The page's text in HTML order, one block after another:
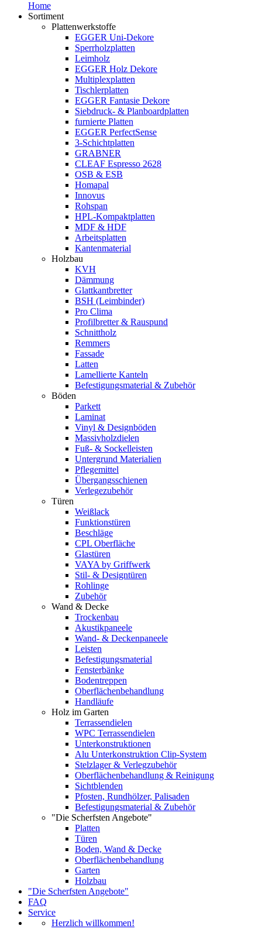
Home
Sortiment
Plattenwerkstoffe
EGGER Uni-Dekore
Sperrholzplatten
Leimholz
EGGER Holz Dekore
Multiplexplatten
Tischlerplatten
EGGER Fantasie Dekore
Siebdruck- & Planboardplatten
furnierte Platten
EGGER PerfectSense
3-Schichtplatten
GRABNER
CLEAF Espresso 2628
OSB & ESB
Homapal
Innovus
Rohspan
HPL-Kompaktplatten
MDF & HDF
Arbeitsplatten
Kantenmaterial
Holzbau
KVH
Dämmung
Glattkantbretter
BSH (Leimbinder)
Pro Clima
Profilbretter & Rauspund
Schnittholz
Remmers
Fassade
Latten
Lamellierte Kanteln
Befestigungsmaterial & Zubehör
Böden
Parkett
Laminat
Vinyl & Designböden
Massivholzdielen
Fuß- & Sockelleisten
Untergrund Materialien
Pflegemittel
Übergangsschienen
Verlegezubehör
Türen
Weißlack
Funktionstüren
Beschläge
CPL Oberfläche
Glastüren
VAYA by Griffwerk
Stil- & Designtüren
Rohlinge
Zubehör
Wand & Decke
Trockenbau
Akustikpaneele
Wand- & Deckenpaneele
Leisten
Befestigungsmaterial
Fensterbänke
Bodentreppen
Oberflächenbehandlung
Handläufe
Holz im Garten
Terrassendielen
WPC Terrassendielen
Unterkonstruktionen
Alu Unterkonstruktion Clip-System
Stelzlager & Verlegzubehör
Oberflächenbehandlung & Reinigung
Sichtblenden
Pfosten, Rundhölzer, Palisaden
Befestigungsmaterial & Zubehör
"Die Scherfsten Angebote"
Platten
Türen
Boden, Wand & Decke
Oberflächenbehandlung
Garten
Holzbau
"Die Scherfsten Angebote"
FAQ
Service
Herzlich willkommen!